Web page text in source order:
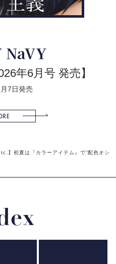
NaVY
年6月号 発売】
7日発売
】初夏は『カラーアイテム』で”配色オシ